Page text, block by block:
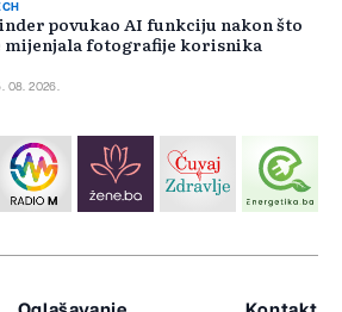
povukao AI funkciju nakon što
mijenjala fotografije korisnika
08. 2026.